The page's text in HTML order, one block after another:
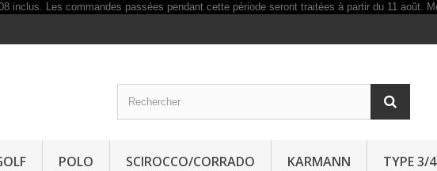
POLO SCIROCCO/CORRADO KARMANN TYPE 3/4